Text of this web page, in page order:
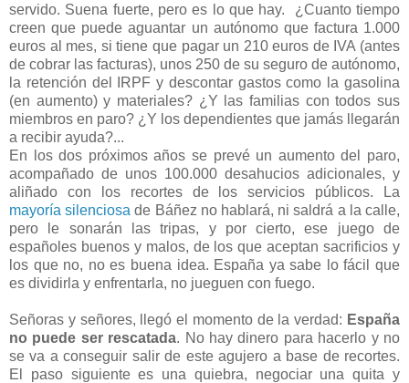
servido. Suena fuerte, pero es lo que hay. ¿Cuanto tiempo
creen que puede aguantar un autónomo que factura 1.000
euros al mes, si tiene que pagar un 210 euros de IVA (antes
de cobrar las facturas), unos 250 de su seguro de autónomo,
la retención del IRPF y descontar gastos como la gasolina
(en aumento) y materiales? ¿Y las familias con todos sus
miembros en paro? ¿Y los dependientes que jamás llegarán
a recibir ayuda?...
En los dos próximos años se prevé un aumento del paro,
acompañado de unos 100.000 desahucios adicionales, y
aliñado con los recortes de los servicios públicos. La
mayoría silenciosa de Báñez no hablará, ni saldrá a la calle,
pero le sonarán las tripas, y por cierto, ese juego de
españoles buenos y malos, de los que aceptan sacrificios y
los que no, no es buena idea. España ya sabe lo fácil que
es dividirla y enfrentarla, no jueguen con fuego.
Señoras y señores, llegó el momento de la verdad: España
no puede ser rescatada. No hay dinero para hacerlo y no
se va a conseguir salir de este agujero a base de recortes.
El paso siguiente es una quiebra, negociar una quita y